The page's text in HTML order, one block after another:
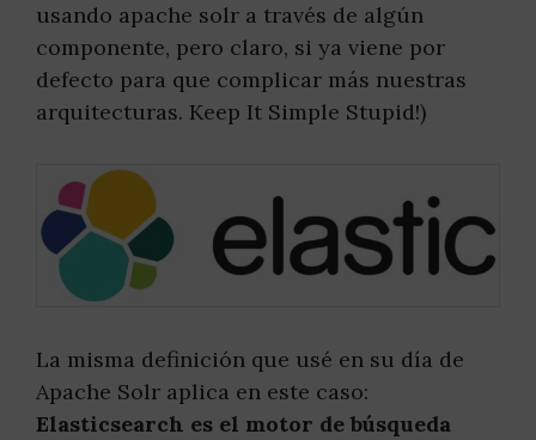
usando apache solr a través de algún
componente, pero claro, si ya viene por
defecto para que complicar más nuestras
arquitecturas. Keep It Simple Stupid!)
La misma definición que usé en su día de
Apache Solr aplica en este caso:
Elasticsearch es el motor de búsqueda